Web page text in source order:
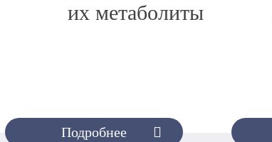
Подробнее
их метаболиты